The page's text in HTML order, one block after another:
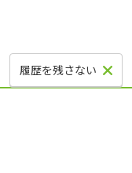
履歴を残さない